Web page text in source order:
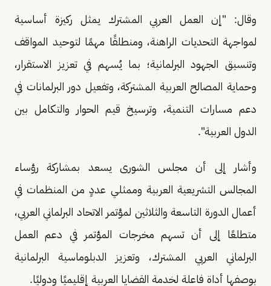
وقال: "إن العمل العربي المشترك يمثل ركيزة أساسية
لمواجهة التحديات الراهنة، ومنطلقًا مهمًا لتوحيد المواقف
وتنسيق الجهود البرلمانية؛ بما يُسهم في تعزيز الاستقرار،
وحماية المصالح العربية المشتركة، وتفعيل دور البرلمانات في
دعم مسارات التنمية، وترسيخ قيم الحوار والتكامل بين
الدول العربية".
وأشار إلى أن مجلس الشورى يسعد بمشاركة رؤساء
المجالس التشريعية العربية وممثلي عددٍ من المنظمات في
أعمال الدورة التاسعة والثلاثين لمؤتمر الاتحاد البرلماني العربي،
متطلعًا إلى أن تسهم مخرجات المؤتمر في دعم العمل
البرلماني العربي المشترك، وتعزيز الدبلوماسية البرلمانية
بوصفها أداة فاعلة لخدمة القضايا العربية إقليميًا ودوليًا.